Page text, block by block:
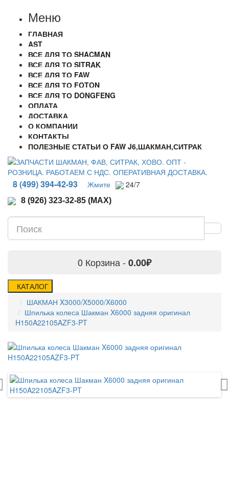
Меню
ГЛАВНАЯ
AST
ВСЕ ДЛЯ ТО SHACMAN
ВСЕ ДЛЯ ТО SITRAK
ВСЕ ДЛЯ ТО FAW
ВСЕ ДЛЯ ТО FOTON
ВСЕ ДЛЯ ТО DONGFENG
ОПЛАТА
ДОСТАВКА
О КОМПАНИИ
КОНТАКТЫ
ПОЛЕЗНЫЕ СТАТЬИ О FAW J6,ШАКМАН,СИТРАК
8 (499) 394-42-93 Жмите 24/7
8 (926) 323-32-85 (MAX)
0 Корзина - 0.00₽
КАТАЛОГ
ШАКМАН X3000/X5000/X6000
Шпилька колеса Шакман X6000 задняя оригинал
H150A22105AZF3-PT